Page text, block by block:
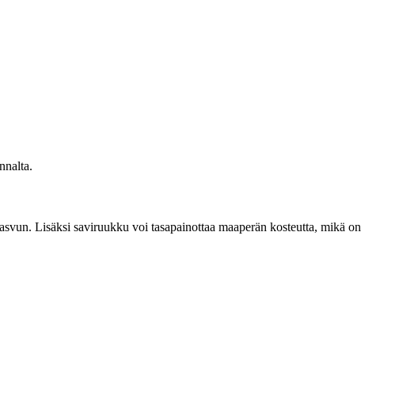
Lisäksi saviruukku voi tasapainottaa maaperän kosteutta, mikä on